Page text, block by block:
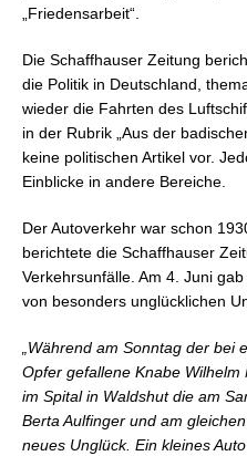
„Friedensarbeit“.
Die Schaffhauser Zeitung
die Politik in Deutschland,
wieder die Fahrten des
in der Rubrik „Aus der
keine politischen Artikel vor.
Einblicke in andere Bereiche.
Der Autoverkehr war schon
berichtete die Schaffhauser
Verkehrsunfälle. Am 4. Juni
von besonders unglücklichen
„Während am Sonntag der bei
Opfer gefallene Knabe
im Spital in Waldshut die am
Berta Aulfinger und am
neues Unglück. Ein kleines